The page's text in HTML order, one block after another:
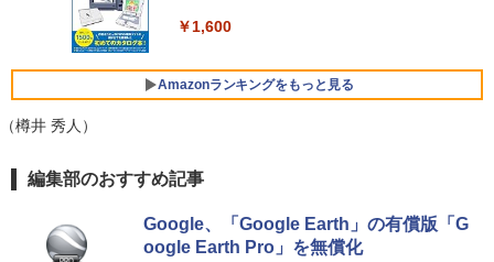
ersonal/Copilotキー搭載/Win 11/15.6型/
Core i5/16GB/SSD 512GB/ホワイト) FM
￥1,600
Amazonランキングをもっと見る
Amazon Kindle Paperwhite (16GB) 7イ
週間持続バッテリー、広告なし、ブラッ
ク
（樽井 秀人）
編集部のおすすめ記事
Google、「Google Earth」の有償版「G
oogle Earth Pro」を無償化